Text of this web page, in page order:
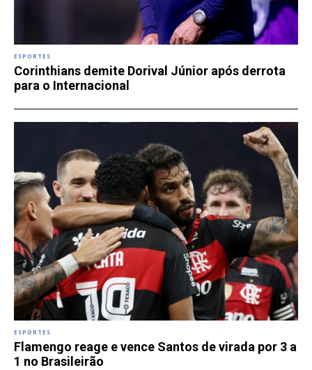
ESPORTES
Corinthians demite Dorival Júnior após derrota
para o Internacional
ESPORTES
Flamengo reage e vence Santos de virada por 3 a
1 no Brasileirão